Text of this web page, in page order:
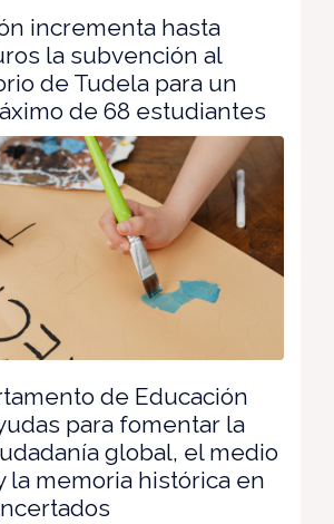
incrementa hasta
la subvención al
de Tudela para un
de 68 estudiantes
de Educación
para fomentar la
global, el medio
la memoria histórica en